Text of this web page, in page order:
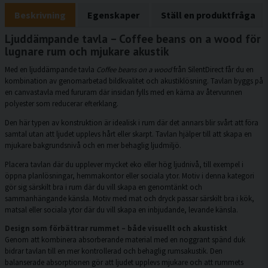
Beskrivning Egenskaper Ställ en produktfråga
Ljuddämpande tavla – Coffee beans on a wood för
lugnare rum och mjukare akustik
Med en ljuddämpande tavla Coffee beans on a woodfrån SilentDirect får du en
kombination av genomarbetad bildkvalitet och akustiklösning. Tavlan byggs på
en canvastavla med fururam där insidan fylls med en kärna av återvunnen
polyester som reducerar efterklang.
Den här typen av konstruktion är idealisk i rum där det annars blir svårt att föra
samtal utan att ljudet upplevs hårt eller skarpt. Tavlan hjälper till att skapa en
mjukare bakgrundsnivå och en mer behaglig ljudmiljö.
Placera tavlan där du upplever mycket eko eller hög ljudnivå, till exempel i
öppna planlösningar, hemmakontor eller sociala ytor. Motiv i denna kategori
gör sig särskilt bra i rum där du vill skapa en genomtänkt och
sammanhängande känsla. Motiv med mat och dryck passar särskilt bra i kök,
matsal eller sociala ytor där du vill skapa en inbjudande, levande känsla.
Design som förbättrar rummet – både visuellt och akustiskt
Genom att kombinera absorberande material med en noggrant spänd duk
bidrar tavlan till en mer kontrollerad och behaglig rumsakustik. Den
balanserade absorptionen gör att ljudet upplevs mjukare och att rummets